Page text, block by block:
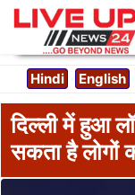
Hindi English
दिल्ली में हुआ
सकता है लोगों